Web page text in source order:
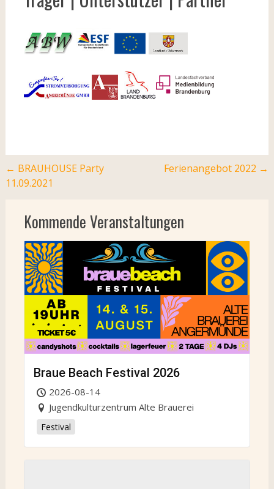
Post
navigation
← BRAUHOUSE Party
11.09.2021
Ferienangebot 2022 →
Kommende Veranstaltungen
Braue Beach Festival 2026
2026-08-14
Jugendkulturzentrum Alte Brauerei
Festival